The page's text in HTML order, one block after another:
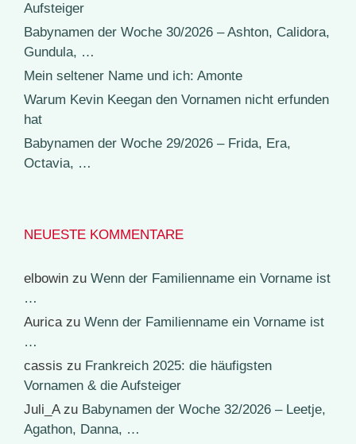
Aufsteiger
Babynamen der Woche 30/2026 – Ashton, Calidora,
Gundula, …
Mein seltener Name und ich: Amonte
Warum Kevin Keegan den Vornamen nicht erfunden
hat
Babynamen der Woche 29/2026 – Frida, Era,
Octavia, …
NEUESTE KOMMENTARE
elbowin zu Wenn der Familienname ein Vorname ist
…
Auricazu Wenn der Familienname ein Vorname ist
…
cassis zu Frankreich 2025: die häufigsten
Vornamen & die Aufsteiger
Juli_Azu Babynamen der Woche 32/2026 – Leetje,
Agathon, Danna, …